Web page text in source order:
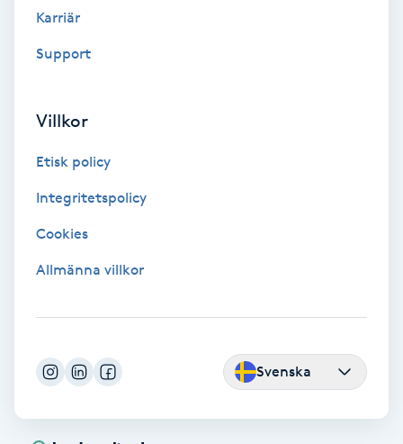
Meditation
Medium
Megavolymfransar
Melasma
MicroPen
Microshading
Mixfransar
Nagelförlängning
Karriär
Support
Villkor
Etisk policy
Integritetspolicy
Cookies
Allmänna villkor
Svenska